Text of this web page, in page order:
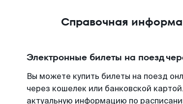
Справочная
Электронные билеты на поезд
Вы можете купить билеты на поезд
через кошелек или банковской
актуальную информацию по